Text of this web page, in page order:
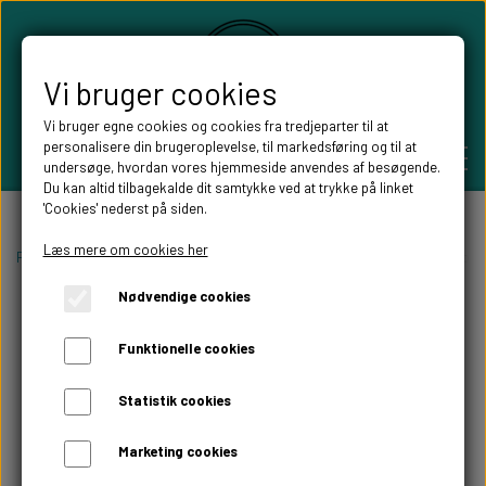
PERSONLIGE GAVER
BRYLLUPS GAVER
DÅBSGAVER/ NAVNGIVNING
SKILTE TIL FESTEN
WILLOW TREE FIGURER
WILLOW TREE BRYLLUPS FIGURER
Forside Willow Tree figurer
Vi bruger cookies
Vi bruger egne cookies og cookies fra tredjeparter til at
personalisere din brugeroplevelse, til markedsføring og til at
undersøge, hvordan vores hjemmeside anvendes af besøgende.
Du kan altid tilbagekalde dit samtykke ved at trykke på linket
'Cookies' nederst på siden.
Læs mere om cookies her
Nødvendige cookies
Funktionelle cookies
Statistik cookies
Marketing cookies